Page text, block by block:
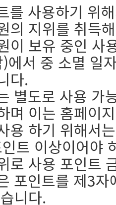
를 사용하기 위
의 지위를 취득
이 보유 중인 사
에서 중 소멸 일
다.
별도로 사용 가
며 이는 홈페이
용 하기 위해서
트 이상이어야
로 사용 포인트
포인트를 제3
니다.